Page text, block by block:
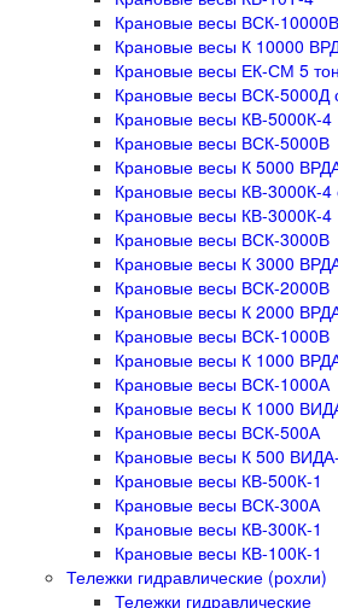
Крановые весы ВСК-10000В
Крановые весы К 10000
Крановые весы ЕК-СМ 5
Крановые весы ВСК-5000Д
Крановые весы КВ-5000К-4
Крановые весы ВСК-5000В
Крановые весы К 5000
Крановые весы КВ-
Крановые весы КВ-3000К-4
Крановые весы ВСК-3000В
Крановые весы К 3000
Крановые весы ВСК-2000В
Крановые весы К 2000
Крановые весы ВСК-1000В
Крановые весы К 1000
Крановые весы ВСК-1000А
Крановые весы К 1000
Крановые весы ВСК-500А
Крановые весы К 500
Крановые весы КВ-500К-1
Крановые весы ВСК-300А
Крановые весы КВ-300К-1
Крановые весы КВ-100К-1
Тележки гидравлические (рохли)
Тележки гидравлические